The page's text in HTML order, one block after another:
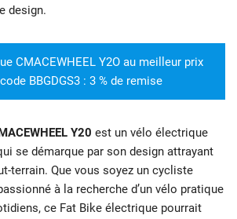
design.
CMACEWHEEL Y2O au meilleur prix
BBGDGS3 : 3 % de remise
Y20 est un vélo électrique
se démarque par son design attrayant
terrain. Que vous soyez un cycliste
à la recherche d’un vélo pratique
ce Fat Bike électrique pourrait